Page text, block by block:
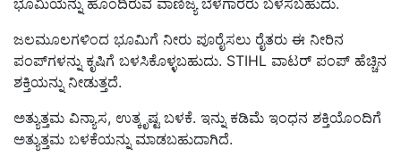
ಭೂಮಿಯನ್ನು ಹೊಂದಿರುವ ವಾಣಿಜ್ಯ ಬೆಳೆಗಾರರು ಬಳಸಬಹುದು.
ಜಲಮೂಲಗಳಿಂದ ಭೂಮಿಗೆ ನೀರು ಪೂರೈಸಲು ರೈತರು ಈ ನೀರಿನ
ಪಂಪ್‌ಗಳನ್ನು ಕೃಷಿಗೆ ಬಳಸಿಕೊಳ್ಳಬಹುದು. STIHL ವಾಟರ್ ಪಂಪ್ ಹೆಚ್ಚಿನ
ಶಕ್ತಿಯನ್ನು ನೀಡುತ್ತದೆ.
ಅತ್ಯುತ್ತಮ ವಿನ್ಯಾಸ, ಉತ್ಕೃಷ್ಟ ಬಳಕೆ. ಇನ್ನು ಕಡಿಮೆ ಇಂಧನ ಶಕ್ತಿಯೊಂದಿಗೆ
ಅತ್ಯುತ್ತಮ ಬಳಕೆಯನ್ನು ಮಾಡಬಹುದಾಗಿದೆ.